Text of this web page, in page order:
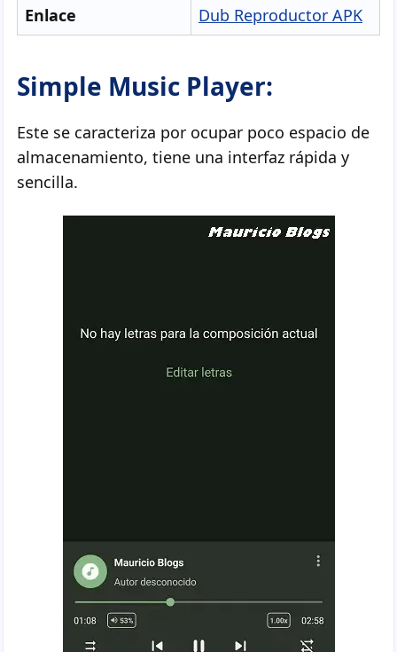
Enlace Dub Reproductor APK
Simple Music Player:
Este se caracteriza por ocupar poco espacio de
almacenamiento, tiene una interfaz rápida y
sencilla.